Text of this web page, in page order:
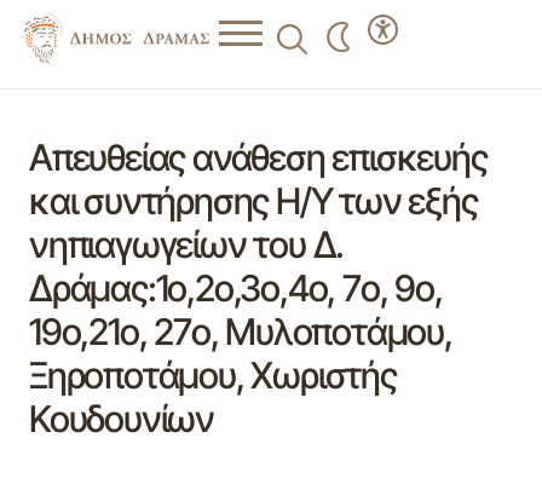
Απευθείας ανάθεση επισκευής
και συντήρησης Η/Υ των εξής
νηπιαγωγείων του Δ.
Δράμας:1ο,2ο,3ο,4ο, 7ο, 9o,
19ο,21ο, 27ο, Μυλοποτάμου,
Ξηροποτάμου, Χωριστής
Κουδουνίων